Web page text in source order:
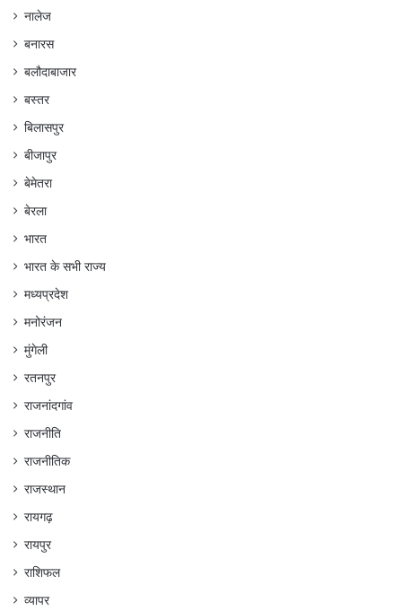
नालेज
बनारस
बलौदाबाजार
बस्तर
बिलासपुर
बीजापुर
बेमेतरा
बेरला
भारत
भारत के सभी राज्य
मध्यप्रदेश
मनोरंजन
मुंगेली
रतनपुर
राजनांदगांव
राजनीति
राजनीतिक
राजस्थान
रायगढ़
रायपुर
राशिफल
व्यापर